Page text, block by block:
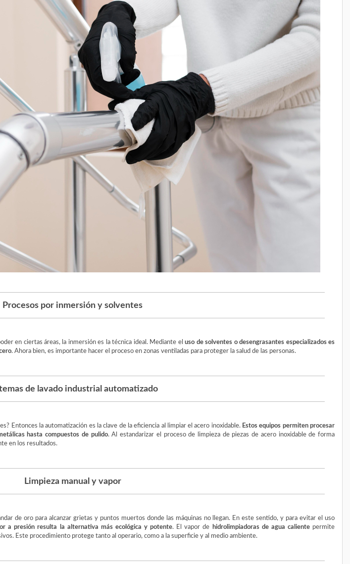
Procesos por inmersión y solventes
en ciertas áreas, la inmersión es la técnica ideal. Mediante eluso de solventes o desengrasantes especializados es
. Ahora bien, es importante hacer el proceso en zonas ventiladas para proteger la salud de las personas.
de lavado industrial automatizado
Entonces la automatización es la clave de la eficiencia al limpiar el acero inoxidable. Estos equipos permiten procesar
hasta compuestos de pulido. Al estandarizar el proceso de limpieza de piezas de acero inoxidable de forma
en los resultados.
Limpieza manual y vapor
de oro para alcanzar grietas y puntos muertos donde las máquinas no llegan. En este sentido, y para evitar el uso
a presión resulta la alternativa más ecológica y potente. El vapor de hidrolimpiadoras de agua calientepermite
Este procedimiento protege tanto al operario, como a la superficie y al medio ambiente.